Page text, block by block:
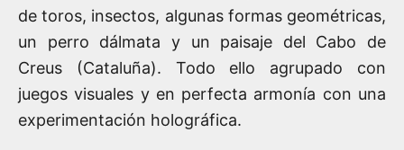
de toros, insectos, algunas formas geométricas,
un perro dálmata y un paisaje del Cabo de
Creus (Cataluña). Todo ello agrupado con
juegos visuales y en perfecta armonía con una
experimentación holográfica.